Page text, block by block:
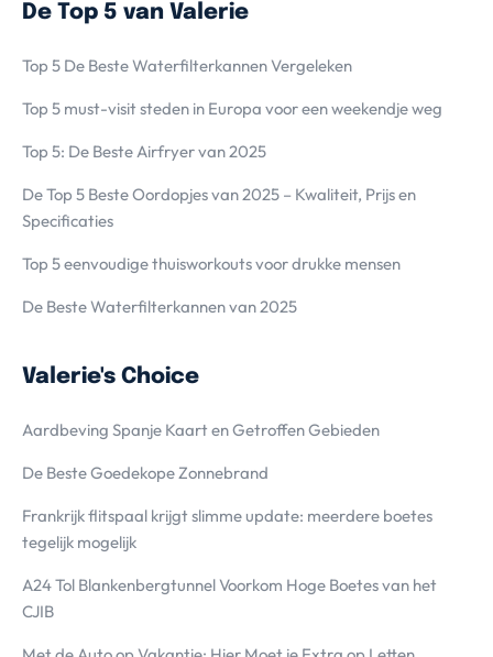
De Top 5 van Valerie
Top 5 De Beste Waterfilterkannen Vergeleken
Top 5 must-visit steden in Europa voor een weekendje weg
Top 5: De Beste Airfryer van 2025
De Top 5 Beste Oordopjes van 2025 – Kwaliteit, Prijs en
Specificaties
Top 5 eenvoudige thuisworkouts voor drukke mensen
De Beste Waterfilterkannen van 2025
Valerie's Choice
Aardbeving Spanje Kaart en Getroffen Gebieden
De Beste Goedekope Zonnebrand
Frankrijk flitspaal krijgt slimme update: meerdere boetes
tegelijk mogelijk
A24 Tol Blankenbergtunnel Voorkom Hoge Boetes van het
CJIB